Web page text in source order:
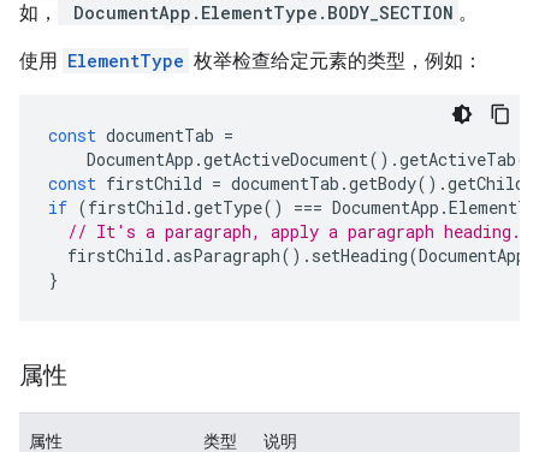
如，
DocumentApp.ElementType.BODY_SECTION 。
使用 ElementType 枚举检查给定元素的类型，例如：
const documentTab =
DocumentApp .getActiveDocument().getActiveTab
const firstChild = documentTab .getBody().getChild
if (firstChild .getType() === DocumentApp .
// It's a paragraph, apply a paragraph heading.
firstChild .asParagraph(). setHeading(DocumentApp
}
属性
属性 类型 说明